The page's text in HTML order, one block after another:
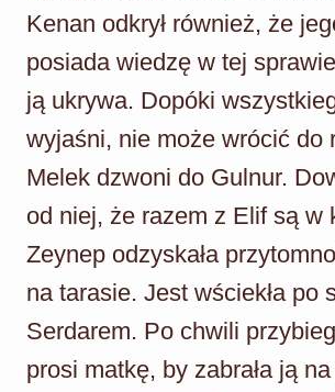
Kenan odkrył również, że
posiada wiedzę w tej
ją ukrywa. Dopóki
wyjaśni, nie może wrócić do
Melek dzwoni do Gulnur.
od niej, że razem z Elif są w
Zeynep odzyskała
na tarasie. Jest wściekła po
Serdarem. Po chwili
prosi matkę, by zabrała ją